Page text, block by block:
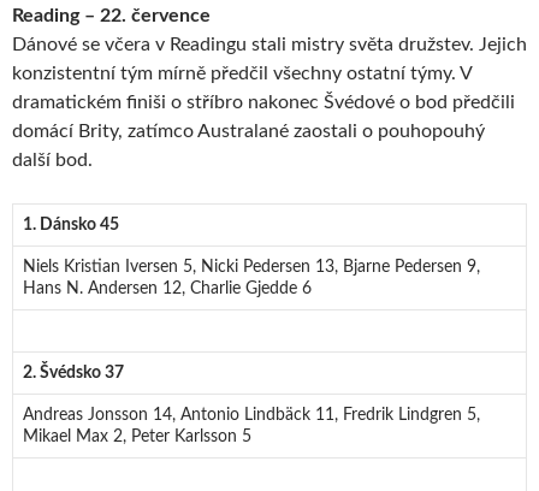
Reading – 22. července
Dánové se včera v Readingu stali mistry světa družstev. Jejich
konzistentní tým mírně předčil všechny ostatní týmy. V
dramatickém finiši o stříbro nakonec Švédové o bod předčili
domácí Brity, zatímco Australané zaostali o pouhopouhý
další bod.
1. Dánsko 45
Niels Kristian Iversen 5, Nicki Pedersen 13, Bjarne Pedersen 9,
Hans N. Andersen 12, Charlie Gjedde 6
2. Švédsko 37
Andreas Jonsson 14, Antonio Lindbäck 11, Fredrik Lindgren 5,
Mikael Max 2, Peter Karlsson 5